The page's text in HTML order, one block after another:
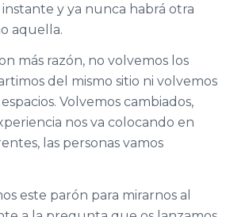
y ya nunca habrá otra
aquella.
más razón, no volvemos los
del mismo sitio ni volvemos
Volvemos cambiados,
nos va colocando en
las personas vamos
este parón para mirarnos al